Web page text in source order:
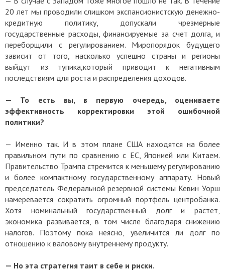
20 лет мы проводили слишком экспансионистскую денежно-
кредитную политику, допускали чрезмерные
государственные расходы, финансируемые за счет долга, и
переборщили с регулированием. Миропорядок будущего
зависит от того, насколько успешно страны и регионы
выйдут из тупика,который приводит к негативным
последствиям для роста и распределения доходов.
— То есть вы, в первую очередь, оцениваете
эффективность корректировки этой ошибочной
политики?
— Именно так. И в этом плане США находятся на более
правильном пути по сравнению с ЕС, Японией или Китаем.
Правительство Трампа стремится к меньшему регулированию
и более компактному государственному аппарату. Новый
председатель Федеральной резервной системы Кевин Уорш
намеревается сократить огромный портфель центробанка.
Хотя номинальный государственный долг и растет,
экономика развивается, в том числе благодаря снижению
налогов. Поэтому пока неясно, увеличится ли долг по
отношению к валовому внутреннему продукту.
— Но эта стратегия таит в себе и риски.